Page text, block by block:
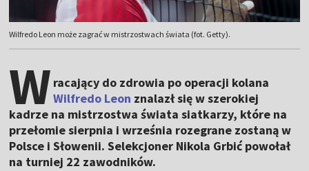
Wilfredo Leon może zagrać w mistrzostwach świata (fot. Getty).
W racający do zdrowia po operacji kolana
Wilfredo Leon znalazł się w szerokiej
kadrze na mistrzostwa świata siatkarzy, które na
przełomie sierpnia i września rozegrane zostaną w
Polsce i Słowenii. Selekcjoner Nikola Grbić powołał
na turniej 22 zawodników.